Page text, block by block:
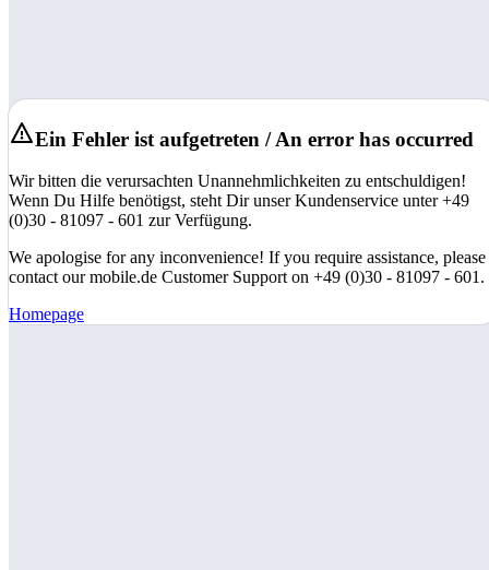
Ein Fehler ist aufgetreten / An error has occurred
Wir bitten die verursachten Unannehmlichkeiten zu entschuldigen!
Wenn Du Hilfe benötigst, steht Dir unser Kundenservice unter +49
(0)30 - 81097 - 601 zur Verfügung.
We apologise for any inconvenience! If you require assistance, please
contact our mobile.de Customer Support on +49 (0)30 - 81097 - 601.
Homepage